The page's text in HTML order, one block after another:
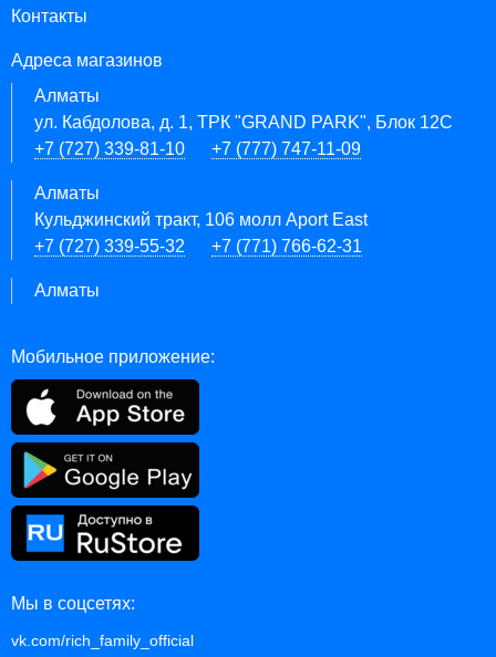
Контакты
Адреса магазинов
Алматы
ул. Кабдолова, д. 1, ТРК "GRAND PARK", Блок 12C
+7 (727) 339-81-10
+7 (777) 747-11-09
Алматы
Кульджинский тракт, 106 молл Aport East
+7 (727) 339-55-32
+7 (771) 766-62-31
Алматы
Мобильное приложение:
Мы в соцсетях:
vk.com/rich_family_official